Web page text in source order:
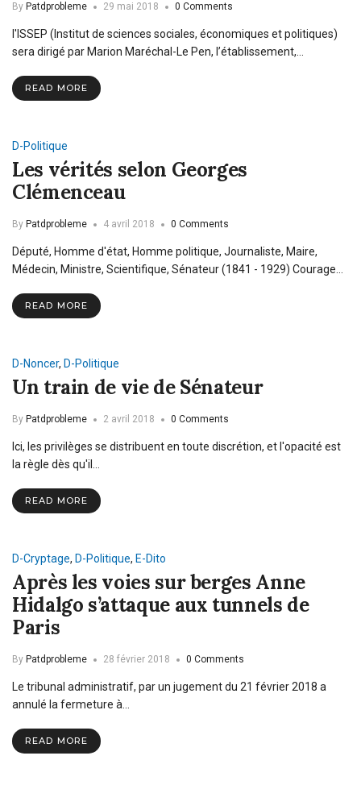
By Patdprobleme 29 mai 2018 0 Comments
l'ISSEP (Institut de sciences sociales, économiques et politiques)
sera dirigé par Marion Maréchal-Le Pen, l’établissement,…
READ MORE
D-Politique
Les vérités selon Georges
Clémenceau
By Patdprobleme 4 avril 2018 0 Comments
Député, Homme d'état, Homme politique, Journaliste, Maire,
Médecin, Ministre, Scientifique, Sénateur (1841 - 1929) Courage…
READ MORE
D-Noncer, D-Politique
Un train de vie de Sénateur
By Patdprobleme 2 avril 2018 0 Comments
Ici, les privilèges se distribuent en toute discrétion, et l'opacité est
la règle dès qu'il…
READ MORE
D-Cryptage, D-Politique, E-Dito
Après les voies sur berges Anne
Hidalgo s’attaque aux tunnels de
Paris
By Patdprobleme 28 février 2018 0 Comments
Le tribunal administratif, par un jugement du 21 février 2018 a
annulé la fermeture à…
READ MORE